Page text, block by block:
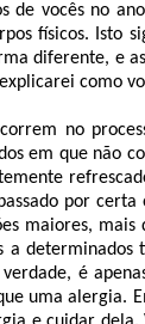
de vocês no
físicos. Isto
diferente, e
como
no
em que não
por
maiores,
a
é
uma alergia.